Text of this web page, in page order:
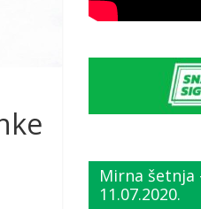
Mirna šetnja
11.07.2020.